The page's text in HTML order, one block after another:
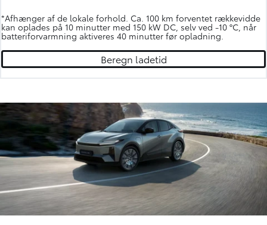
*Afhænger af de lokale forhold. Ca. 100 km forventet rækkevidde
kan oplades på 10 minutter med 150 kW DC, selv ved -10 °C, når
batteriforvarmning aktiveres 40 minutter før opladning.
Beregn ladetid